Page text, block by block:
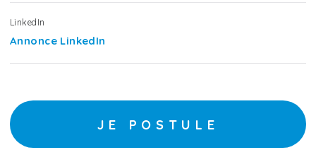
LinkedIn
Annonce LinkedIn
JE POSTULE